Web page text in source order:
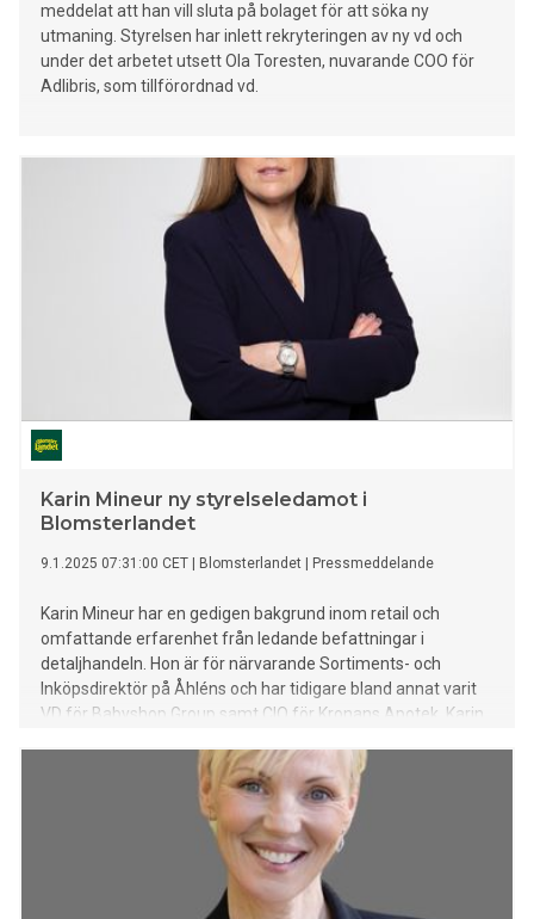
meddelat att han vill sluta på bolaget för att söka ny
utmaning. Styrelsen har inlett rekryteringen av ny vd och
under det arbetet utsett Ola Toresten, nuvarande COO för
Adlibris, som tillförordnad vd.
Karin Mineur ny styrelseledamot i
Blomsterlandet
9.1.2025 07:31:00 CET Blomsterlandet Pressmeddelande
Karin Mineur har en gedigen bakgrund inom retail och
omfattande erfarenhet från ledande befattningar i
detaljhandeln. Hon är för närvarande Sortiments- och
Inköpsdirektör på Åhléns och har tidigare bland annat varit
VD för Babyshop Group samt CIO för Kronans Apotek. Karin
och inköp, områden där hon framgångsrikt har bidragit till
att driva förändringar och utveckling i sina tidigare roller.